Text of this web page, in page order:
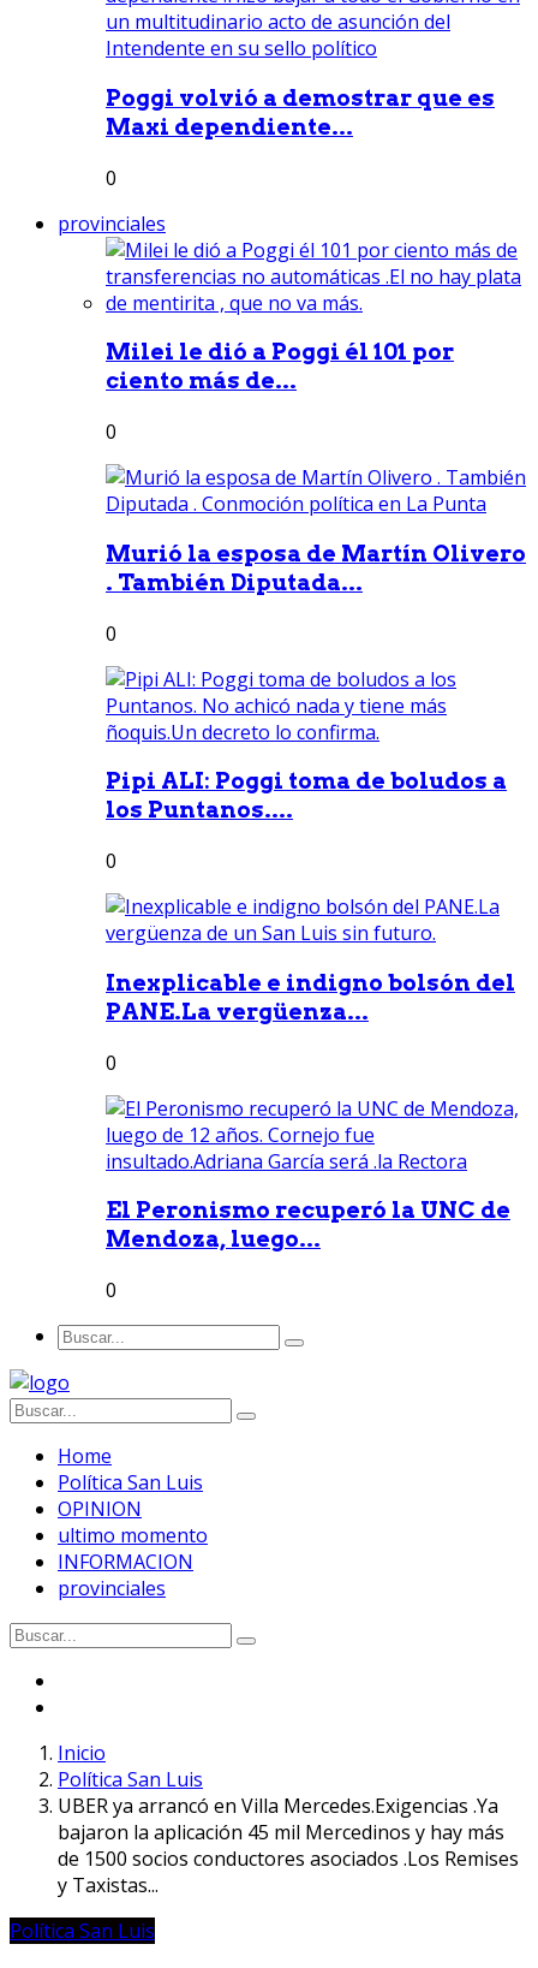
Poggi volvió a demostrar que es
Maxi dependiente...
0
provinciales
Milei le dió a Poggi él 101 por
ciento más de...
0
Murió la esposa de Martín Olivero
. También Diputada...
0
Pipi ALI: Poggi toma de boludos a
los Puntanos....
0
Inexplicable e indigno bolsón del
PANE.La vergüenza...
0
El Peronismo recuperó la UNC de
Mendoza, luego...
0
Home
Política San Luis
OPINION
ultimo momento
INFORMACION
provinciales
Inicio
Política San Luis
UBER ya arrancó en Villa Mercedes.Exigencias .Ya
bajaron la aplicación 45 mil Mercedinos y hay más
de 1500 socios conductores asociados .Los Remises
y Taxistas...
Política San Luis